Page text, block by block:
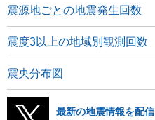
震源地ごとの地震発生回数
震度3以上の地域別観測回数
震央分布図
最新の地震情報を配信